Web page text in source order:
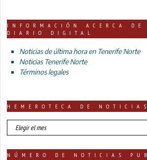
INFORMACIÓN ACERCA DE
DIARIO DIGITAL
Noticias de última hora en Tenerife Norte
Noticias Tenerife Norte
Términos legales
HEMEROTECA DE NOTICIAS
HEMEROTECA
DE
NÚMERO DE NOTICIAS